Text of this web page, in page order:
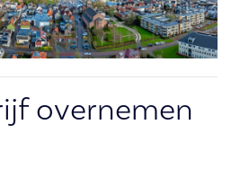
overnemen